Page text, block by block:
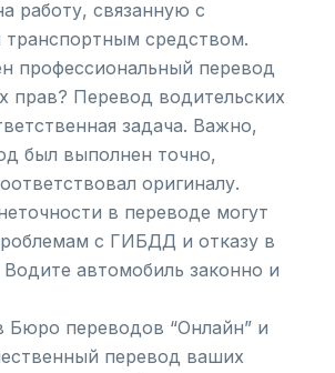
работу, связанную с
транспортным средством.
профессиональный перевод
прав? Перевод водительских
задача. Важно,
был выполнен точно,
оригиналу.
в переводе могут
с ГИБДД и отказу в
автомобиль законно и
Бюро переводов “Онлайн” и
перевод ваших